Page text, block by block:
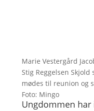
Marie Vestergård
Stig Reggelsen
mødes til reunion og
Foto: Mingo
Ungdommen